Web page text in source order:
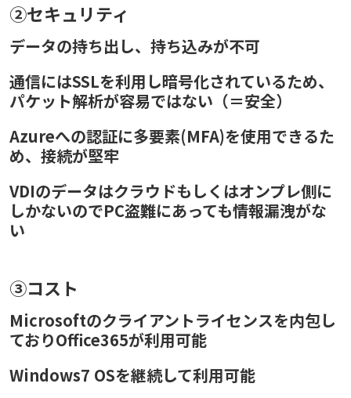
②セキュリティ
データの持ち出し、持ち込みが不可
通信にはSSLを利用し暗号化されているため、
パケット解析が容易ではない（＝安全）
Azureへの認証に多要素(MFA)を使用できるた
め、接続が堅牢
VDIのデータはクラウドもしくはオンプレ側に
しかないのでPC盗難にあっても情報漏洩がな
い
③コスト
Microsoftのクライアントライセンスを内包し
ておりOffice365が利用可能
Windows7 OSを継続して利用可能